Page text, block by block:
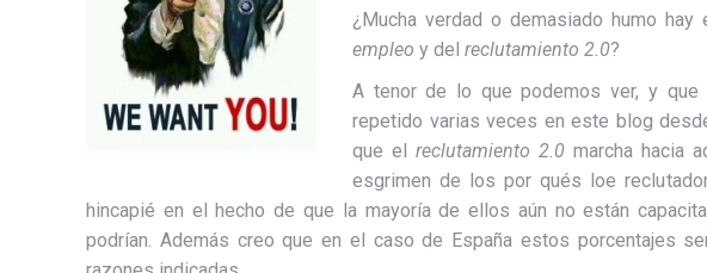
¿Mucha verdad o demasiado humo hay
empleo y del reclutamiento 2.0?
A tenor de lo que podemos ver, y
repetido varias veces en este blog
que el reclutamiento 2.0 marcha hacia
esgrimen de los por qués loe
hincapié en el hecho de que la mayoría de ellos aún no están
podrían. Además creo que en el caso de España estos porcentajes